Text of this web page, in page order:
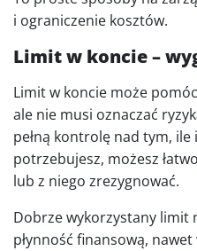
i ograniczenie kosztów.
Limit w koncie –
Limit w koncie może
ale nie musi oznaczać
pełną kontrolę nad tym, ile
potrzebujesz, możesz
lub z niego zrezygnować.
Dobrze wykorzystany limit
płynność finansową,